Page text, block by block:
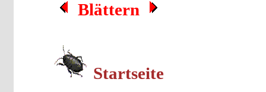
Blättern
Startseite